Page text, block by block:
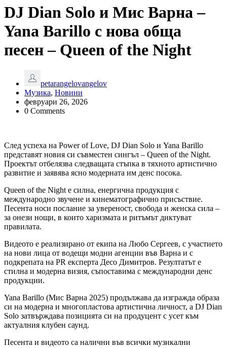
DJ Dian Solo и Мис Варна –
Yana Barillo с нова обща
песен – Queen of the Night
petarangelovangelov
Музика, Новини
февруари 26, 2026
0 Comments
След успеха на Power of Love, DJ Dian Solo и Yana Barillo
представят новия си съвместен сингъл – Queen of the Night.
Проектът отбелязва следващата стъпка в тяхното артистично
развитие и заявява ясно модерната им денс посока.
Queen of the Night е силна, енергична продукция с
международно звучене и кинематографично присъствие.
Песента носи послание за увереност, свобода и женска сила –
за онези нощи, в които харизмата и ритъмът диктуват
правилата.
Видеото е реализирано от екипа на Любо Сергеев, с участието
на нови лица от водещи модни агенции във Варна и с
подкрепата на PR експерта Десо Димитров. Резултатът е
стилна и модерна визия, съпоставима с международни денс
продукции.
Yana Barillo (Мис Варна 2025) продължава да изгражда образа
си на модерна и многопластова артистична личност, а DJ Dian
Solo затвърждава позицията си на продуцент с усет към
актуалния клубен саунд.
Песента и видеото са налични във всички музикални